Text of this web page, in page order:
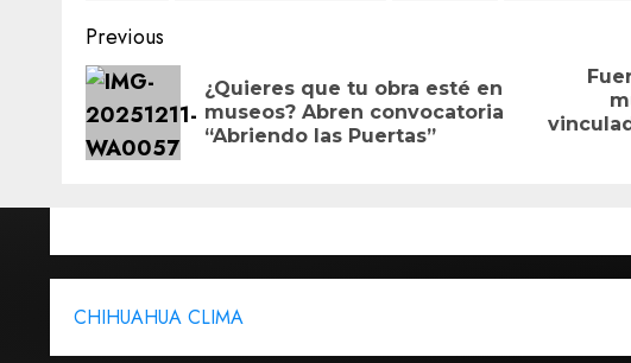
Post
navigation
Previous
Previous
post:
¿Quieres que tu obra esté en
museos? Abren convocatoria
“Abriendo las Puertas”
post:
CHIHUAHUA CLIMA